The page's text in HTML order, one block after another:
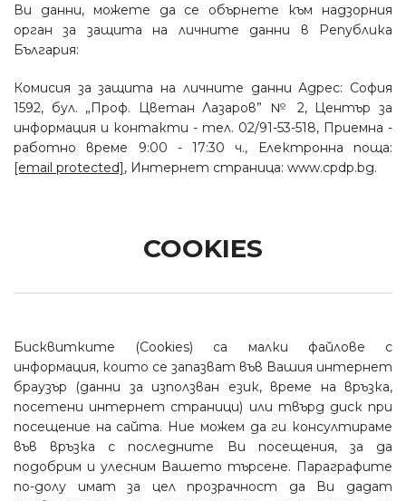
Ви данни, можете да се обърнете към надзорния
орган за защита на личните данни в Република
България:
Комисия за защита на личните данни Адрес: София
1592, бул. „Проф. Цветан Лазаров” № 2, Център за
информация и контакти - тел. 02/91-53-518, Приемна -
работно време 9:00 - 17:30 ч., Електронна поща:
[email protected], Интернет страница: www.cpdp.bg.
COOKIES
Бисквитките (Cookies) са малки файлове с
информация, които се запазват във Вашия интернет
браузър (данни за използван език, време на връзка,
посетени интернет страници) или твърд диск при
посещение на сайта. Ние можем да ги консултираме
във връзка с последните Ви посещения, за да
подобрим и улесним Вашето търсене. Параграфите
по-долу имат за цел прозрачност да Ви дадат